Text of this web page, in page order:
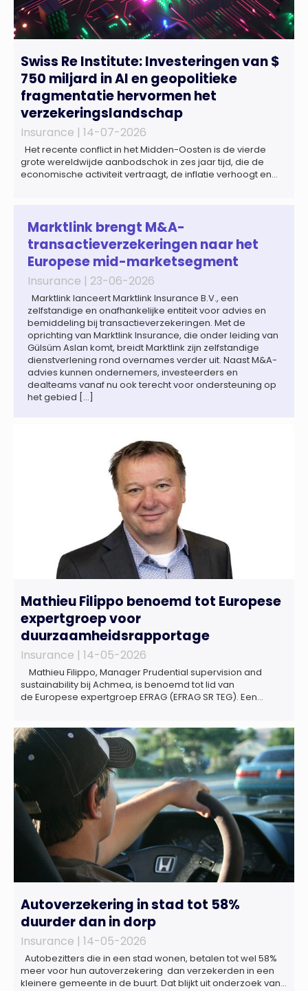
Swiss Re Institute: Investeringen van $
750 miljard in AI en geopolitieke
fragmentatie hervormen het
verzekeringslandschap
Insurance | 14-07-2026
Het recente conflict in het Midden-Oosten is de vierde
grote wereldwijde aanbodschok in zes jaar tijd, die de
economische activiteit vertraagt, de inflatie verhoogt en
wereldwijd naar verwachting afnemen tot 1,3% in reële
termen in […]
Marktlink brengt M&A-
transactieverzekeringen naar het
Europese mid-marketsegment
Insurance | 23-06-2026
Marktlink lanceert Marktlink Insurance B.V., een
zelfstandige en onafhankelijke entiteit voor advies en
bemiddeling bij transactieverzekeringen. Met de
oprichting van Marktlink Insurance, die onder leiding van
Gülsüm Aslan komt, breidt Marktlink zijn zelfstandige
dienstverlening rond overnames verder uit. Naast M&A-
advies kunnen ondernemers, investeerders en
dealteams vanaf nu ook terecht voor ondersteuning op
het gebied […]
Mathieu Filippo benoemd tot Europese
expertgroep voor
duurzaamheidsrapportage
Insurance | 14-05-2026
Mathieu Filippo, Manager Prudential supervision and
sustainability bij Achmea, is benoemd tot lid van
de Europese expertgroep EFRAG (EFRAG SR TEG). Een
de ontwikkeling van Europese regels voor
duurzaamheidsrapportages. De expertgroep helpt de
Europese Commissie bij het ontwikkelen van […]
Autoverzekering in stad tot 58%
duurder dan in dorp
Insurance | 14-05-2026
Autobezitters die in een stad wonen, betalen tot wel 58%
meer voor hun autoverzekering dan verzekerden in een
kleinere gemeente in de buurt. Dat blijkt uit onderzoek van